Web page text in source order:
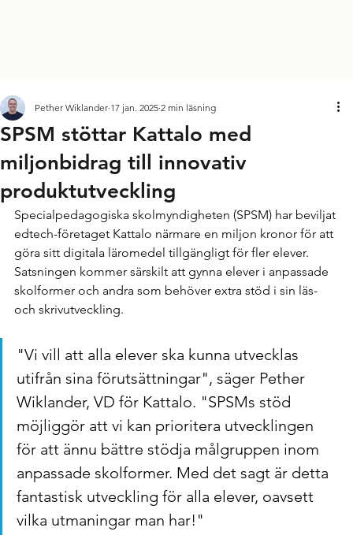
SPSM stöttar Kattalo med
miljonbidrag till innovativ
produktutveckling
Pether Wiklander 17 jan. 2025 2 min läsning
Specialpedagogiska skolmyndigheten (SPSM) har beviljat
edtech-företaget Kattalo närmare en miljon kronor för att
göra sitt digitala läromedel tillgängligt för fler elever.
Satsningen kommer särskilt att gynna elever i anpassade
skolformer och andra som behöver extra stöd i sin läs-
och skrivutveckling.
"Vi vill att alla elever ska kunna utvecklas
utifrån sina förutsättningar", säger Pether
Wiklander, VD för Kattalo. "SPSMs stöd
möjliggör att vi kan prioritera utvecklingen
för att ännu bättre stödja målgruppen inom
anpassade skolformer. Med det sagt är detta
fantastisk utveckling för alla elever, oavsett
vilka utmaningar man har!"